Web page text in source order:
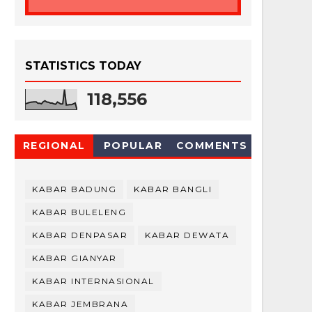
STATISTICS TODAY
118,556
REGIONAL POPULAR COMMENTS
KABAR BADUNG KABAR BANGLI
KABAR BULELENG
KABAR DENPASAR KABAR DEWATA
KABAR GIANYAR
KABAR INTERNASIONAL
KABAR JEMBRANA